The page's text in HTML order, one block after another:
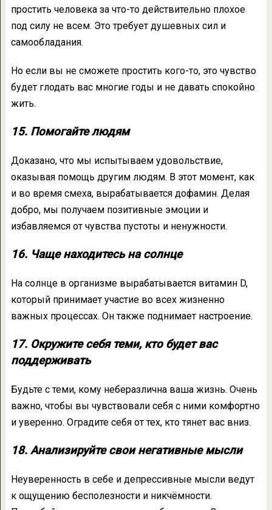
простить человека за что-то действительно плохое
под силу не всем. Это требует душевных сил и
самообладания.
Но если вы не сможете простить кого-то, это чувство
будет глодать вас многие годы и не давать спокойно
жить.
15. Помогайте людям
Доказано, что мы испытываем удовольствие,
оказывая помощь другим людям. В этот момент, как
и во время смеха, вырабатывается дофамин. Делая
добро, мы получаем позитивные эмоции и
избавляемся от чувства пустоты и ненужности.
16. Чаще находитесь на солнце
На солнце в организме вырабатывается витамин D,
который принимает участие во всех жизненно
важных процессах. Он также поднимает настроение.
17. Окружите себя теми, кто будет вас
поддерживать
Будьте с теми, кому неберазлична ваша жизнь. Очень
важно, чтобы вы чувствовали себя с ними комфортно
и уверенно. Оградите себя от тех, кто тянет вас вниз.
18. Анализируйте свои негативные мысли
Неуверенность в себе и депрессивные мысли ведут
к ощущению бесполезности и никчёмности.